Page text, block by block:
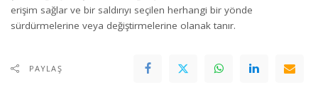
erişim sağlar ve bir saldırıyı seçilen herhangi bir yönde
sürdürmelerine veya değiştirmelerine olanak tanır.
PAYLAŞ